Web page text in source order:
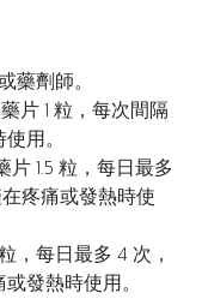
藥劑師。
片 1 粒，每次間隔
用。
1.5 粒，每日最多
疼痛或發熱時使
，每日最多 4 次，
發熱時使用。